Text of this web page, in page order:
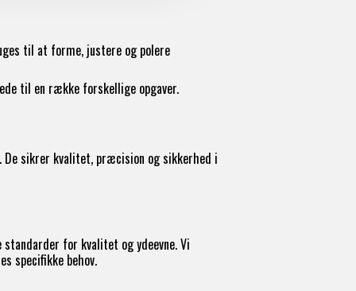
til at forme, justere og polere
til en række forskellige opgaver.
sikrer kvalitet, præcision og sikkerhed i
for kvalitet og ydeevne. Vi
specifikke behov.